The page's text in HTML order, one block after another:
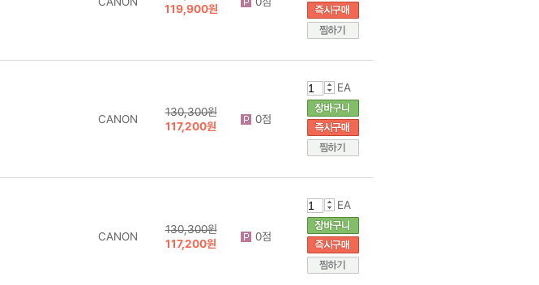
119,900원
CANON
130,300원
117,200원
0점
EA
CANON
130,300원
117,200원
0점
EA